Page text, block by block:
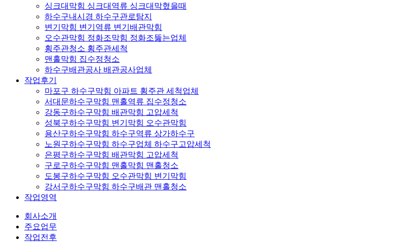
싱크대막힘 싱크대역류 싱크대막혔을때
하수구내시경 하수구관로탐지
변기막힘 변기역류 변기배관막힘
오수관막힘 정화조막힘 정화조뚫는업체
횡주관청소 횡주관세척
맨홀막힘 집수정청소
하수구배관공사 배관공사업체
작업후기
마포구 하수구막힘 아파트 횡주관 세척업체
서대문하수구막힘 맨홀역류 집수정청소
강동구하수구막힘 배관막힘 고압세척
성북구하수구막힘 변기막힘 오수관막힘
용산구하수구막힘 하수구역류 상가하수구
노원구하수구막힘 하수구업체 하수구고압세척
은평구하수구막힘 배관막힘 고압세척
구로구하수구막힘 맨홀막힘 맨홀청소
도봉구하수구막힘 오수관막힘 변기막힘
강서구하수구막힘 하수구배관 맨홀청소
작업영역
회사소개
주요업무
작업전후